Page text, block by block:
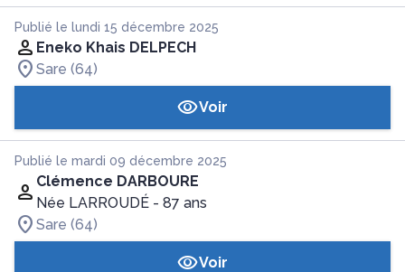
Publié le lundi 15 décembre 2025
Eneko Khais DELPECH
Sare (64)
Voir
Publié le mardi 09 décembre 2025
Clémence DARBOURE
Née LARROUDÉ - 87 ans
Sare (64)
Voir